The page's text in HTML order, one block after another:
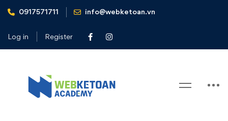
0917571711 info@webketoan.vn
Log in Register
Home
Nghiệp vụ Kế toán & Thuế